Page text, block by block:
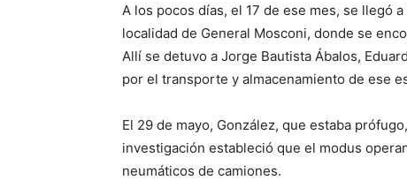
A los pocos días, el 17 de ese mes, se llegó
localidad de General Mosconi, donde se
Allí se detuvo a Jorge Bautista Ábalos,
por el transporte y almacenamiento de ese
El 29 de mayo, González, que estaba
investigación estableció que el modus
neumáticos de camiones.